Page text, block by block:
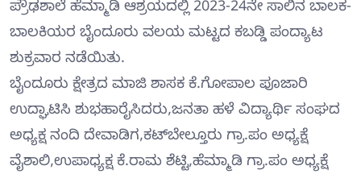
ಪ್ರೌಢಶಾಲೆ ಹೆಮ್ಮಾಡಿ ಆಶ್ರಯದಲ್ಲಿ 2023-24ನೇ ಸಾಲಿನ ಬಾಲಕ-
ಬಾಲಕಿಯರ ಬೈಂದೂರು ವಲಯ ಮಟ್ಟದ ಕಬಡ್ಡಿ ಪಂದ್ಯಾಟ
ಶುಕ್ರವಾರ ನಡೆಯಿತು.
ಬೈಂದೂರು ಕ್ಷೇತ್ರದ ಮಾಜಿ ಶಾಸಕ ಕೆ.ಗೋಪಾಲ ಪೂಜಾರಿ
ಉದ್ಘಾಟಿಸಿ ಶುಭಹಾರೈಸಿದರು,ಜನತಾ ಹಳೆ ವಿದ್ಯಾರ್ಥಿ ಸಂಘದ
ಅಧ್ಯಕ್ಷ ನಂದಿ ದೇವಾಡಿಗ,ಕಟ್‍ಬೇಲ್ತೂರು ಗ್ರಾ.ಪಂ ಅಧ್ಯಕ್ಷೆ
ವೈಶಾಲಿ,ಉಪಾಧ್ಯಕ್ಷ ಕೆ.ರಾಮ ಶೆಟ್ಟಿ,ಹೆಮ್ಮಾಡಿ ಗ್ರಾ.ಪಂ ಅಧ್ಯಕ್ಷೆ